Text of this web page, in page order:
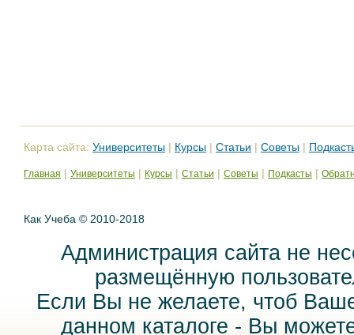
Карта сайта: Университеты | Курсы | Статьи | Советы |
Главная | Университеты | Курсы | Статьи | Советы | Подкасты |
Как Учеба © 2010-2018
Администрация сайта не
размещённую
Если Вы не желаете, чтоб
данном каталоге - Вы